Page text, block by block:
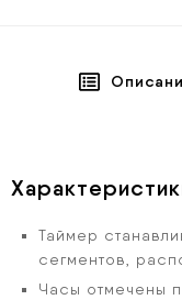
Таймер
сегментов,
Часы отмечены